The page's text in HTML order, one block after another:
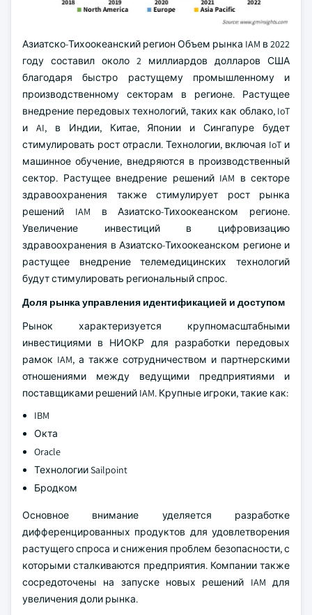
Азиатско-Тихоокеанский регион Объем рынка IAM в 2022
году составил около 2 миллиардов долларов США
благодаря быстро растущему промышленному и
производственному секторам в регионе. Растущее
внедрение передовых технологий, таких как облако, IoT
и AI, в Индии, Китае, Японии и Сингапуре будет
стимулировать рост отрасли. Технологии, включая IoT и
машинное обучение, внедряются в производственный
сектор. Растущее внедрение решений IAM в секторе
здравоохранения также стимулирует рост рынка
решений IAM в Азиатско-Тихоокеанском регионе.
Увеличение инвестиций в цифровизацию
здравоохранения в Азиатско-Тихоокеанском регионе и
растущее внедрение телемедицинских технологий
будут стимулировать региональный спрос.
Доля рынка управления идентификацией и доступом
Рынок характеризуется крупномасштабными
инвестициями в НИОКР для разработки передовых
рамок IAM, а также сотрудничеством и партнерскими
отношениями между ведущими предприятиями и
поставщиками решений IAM. Крупные игроки, такие как:
IBM
Окта
Oracle
Технологии Sailpoint
Бродком
Основное внимание уделяется разработке
дифференцированных продуктов для удовлетворения
растущего спроса и снижения проблем безопасности, с
которыми сталкиваются предприятия. Компании также
сосредоточены на запуске новых решений IAM для
увеличения доли рынка.